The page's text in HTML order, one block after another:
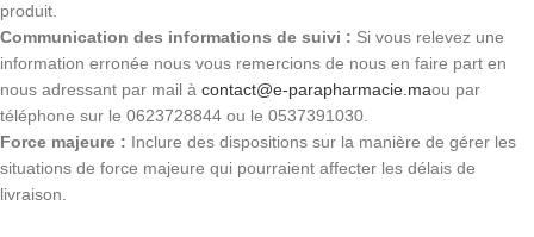
produit.
Communication des informations de suivi : Si vous relevez une
information erronée nous vous remercions de nous en faire part en
nous adressant par mail à contact@e-parapharmacie.maou par
téléphone sur le 0623728844 ou le 0537391030.
Force majeure : Inclure des dispositions sur la manière de gérer les
situations de force majeure qui pourraient affecter les délais de
livraison.